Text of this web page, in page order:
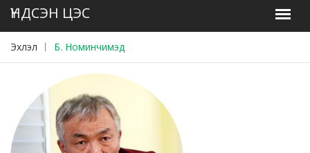
Эхлэл Б. Номинчимэд